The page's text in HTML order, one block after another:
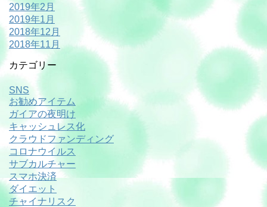
2019年2月
2019年1月
2018年12月
2018年11月
カテゴリー
SNS
お勧めアイテム
ガイアの夜明け
キャッシュレス化
クラウドファンディング
コロナウイルス
サブカルチャー
スマホ決済
ダイエット
チャイナリスク